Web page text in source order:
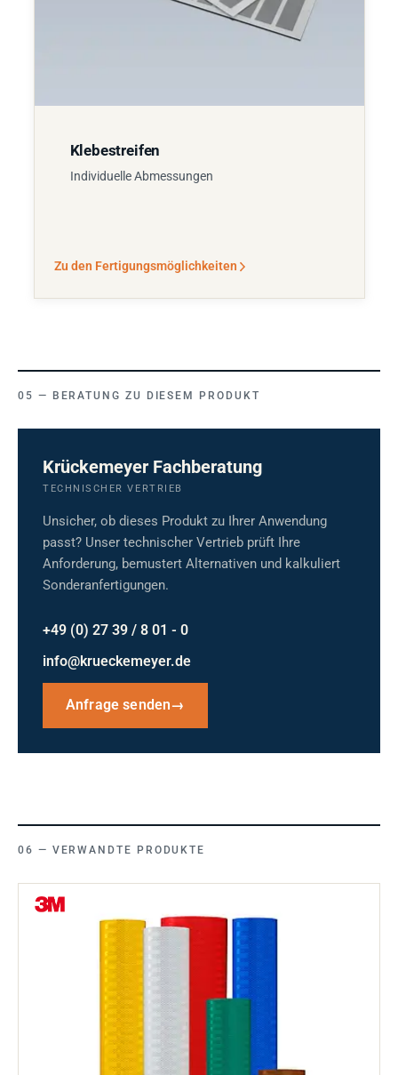
Klebestreifen
Individuelle Abmessungen
Zu den Fertigungsmöglichkeiten
BERATUNG ZU DIESEM PRODUKT
Krückemeyer Fachberatung
TECHNISCHER VERTRIEB
Unsicher, ob dieses Produkt zu Ihrer Anwendung
passt? Unser technischer Vertrieb prüft Ihre
Anforderung, bemustert Alternativen und kalkuliert
Sonderanfertigungen.
+49 (0) 27 39 / 8 01 - 0
info@krueckemeyer.de
Anfrage senden→
VERWANDTE PRODUKTE